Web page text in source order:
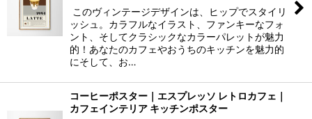
このヴィンテージデザインは、ヒップでスタイリ
ッシュ。カラフルなイラスト、ファンキーなフォ
ント、そしてクラシックなカラーパレットが魅力
的！あなたのカフェやおうちのキッチンを魅力的
にそして、お…
コーヒーポスター｜エスプレッソ レトロカフェ｜
カフェインテリア キッチンポスター